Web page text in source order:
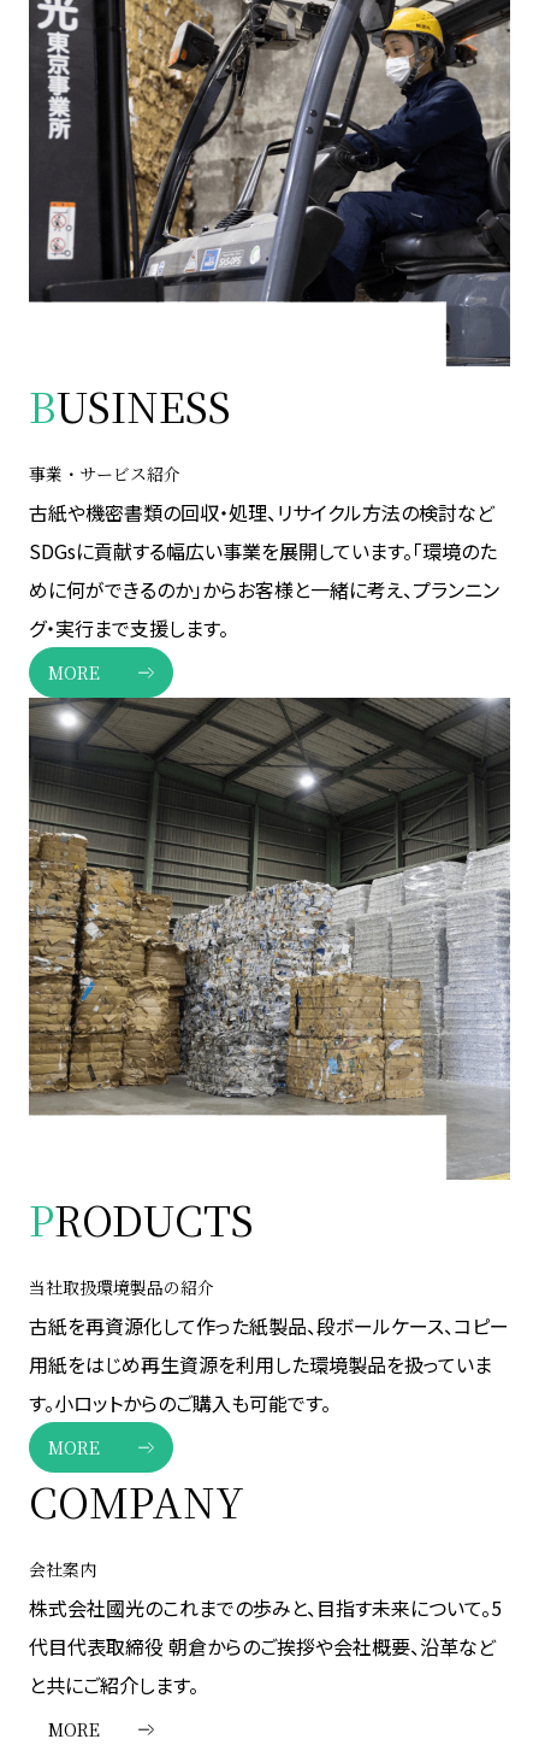
BUSINESS
事業・サービス紹介
古紙や機密書類の回収・処理、リサイクル方法の検討など
SDGsに貢献する幅広い事業を展開しています。「環境のた
めに何ができるのか」からお客様と一緒に考え、プランニン
グ・実行まで支援します。
MORE
PRODUCTS
当社取扱環境製品の紹介
古紙を再資源化して作った紙製品、段ボールケース、コピー
用紙をはじめ再生資源を利用した環境製品を扱っていま
す。小ロットからのご購入も可能です。
MORE
COMPANY
会社案内
株式会社國光のこれまでの歩みと、目指す未来について。5
代目代表取締役 朝倉からのご挨拶や会社概要、沿革など
と共にご紹介します。
MORE